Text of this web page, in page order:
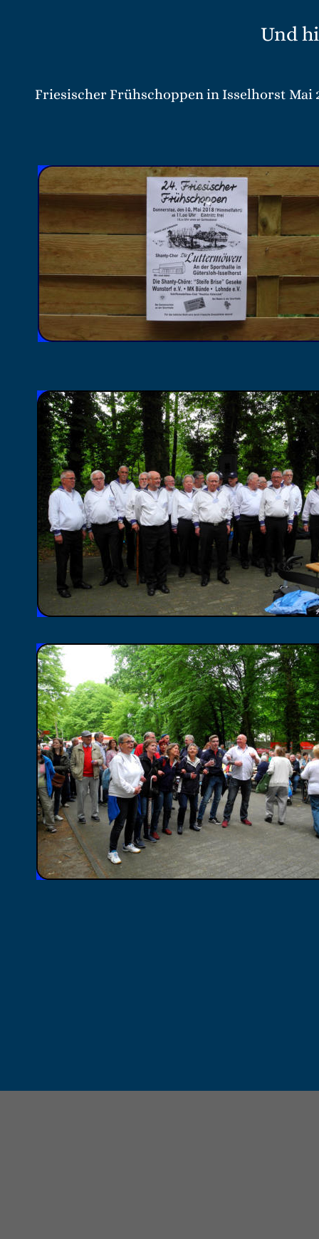
Und
Friesischer Frühschoppen in Isselhorst Mai